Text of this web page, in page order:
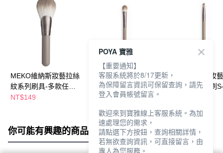
MEKO維納斯妝藝拉絲
紋系列刷具-多款任選
(S01-S12)
NT$149
MEKO維納斯妝藝拉絲
打底眼影刷S-13
NT$169
MEKO維納斯妝
雙頭眼線臥蠶刷
你可能有興趣的商品 全站排行
POYA 寶雅
【重要通知】
客服系統將於8/17更新，
為保障留言資訊可保留查詢，請先
登入會員帳號留言。
歡迎來到寶雅線上客服系統。為加
速處理您的需求，
請點選下方按鈕，查詢相關詳情，
若無欲查詢資訊，可直接留言，由
專人為您服務。